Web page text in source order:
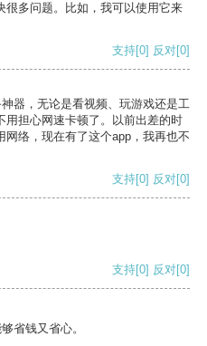
很多问题。比如，我可以使用它来
支持[0] 反对[0]
器，无论是看视频、玩游戏还是工
用担心网速卡顿了。以前出差的时
络，现在有了这个app，我再也不
支持[0] 反对[0]
支持[0] 反对[0]
省钱又省心。